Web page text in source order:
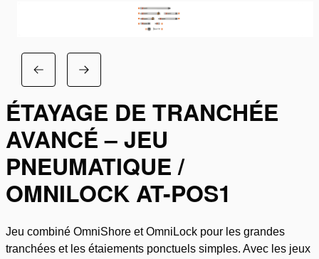
ÉTAYAGE DE TRANCHÉE
AVANCÉ – JEU
PNEUMATIQUE /
OMNILOCK AT-POS1
Jeu combiné OmniShore et OmniLock pour les grandes
tranchées et les étaiements ponctuels simples. Avec les jeux